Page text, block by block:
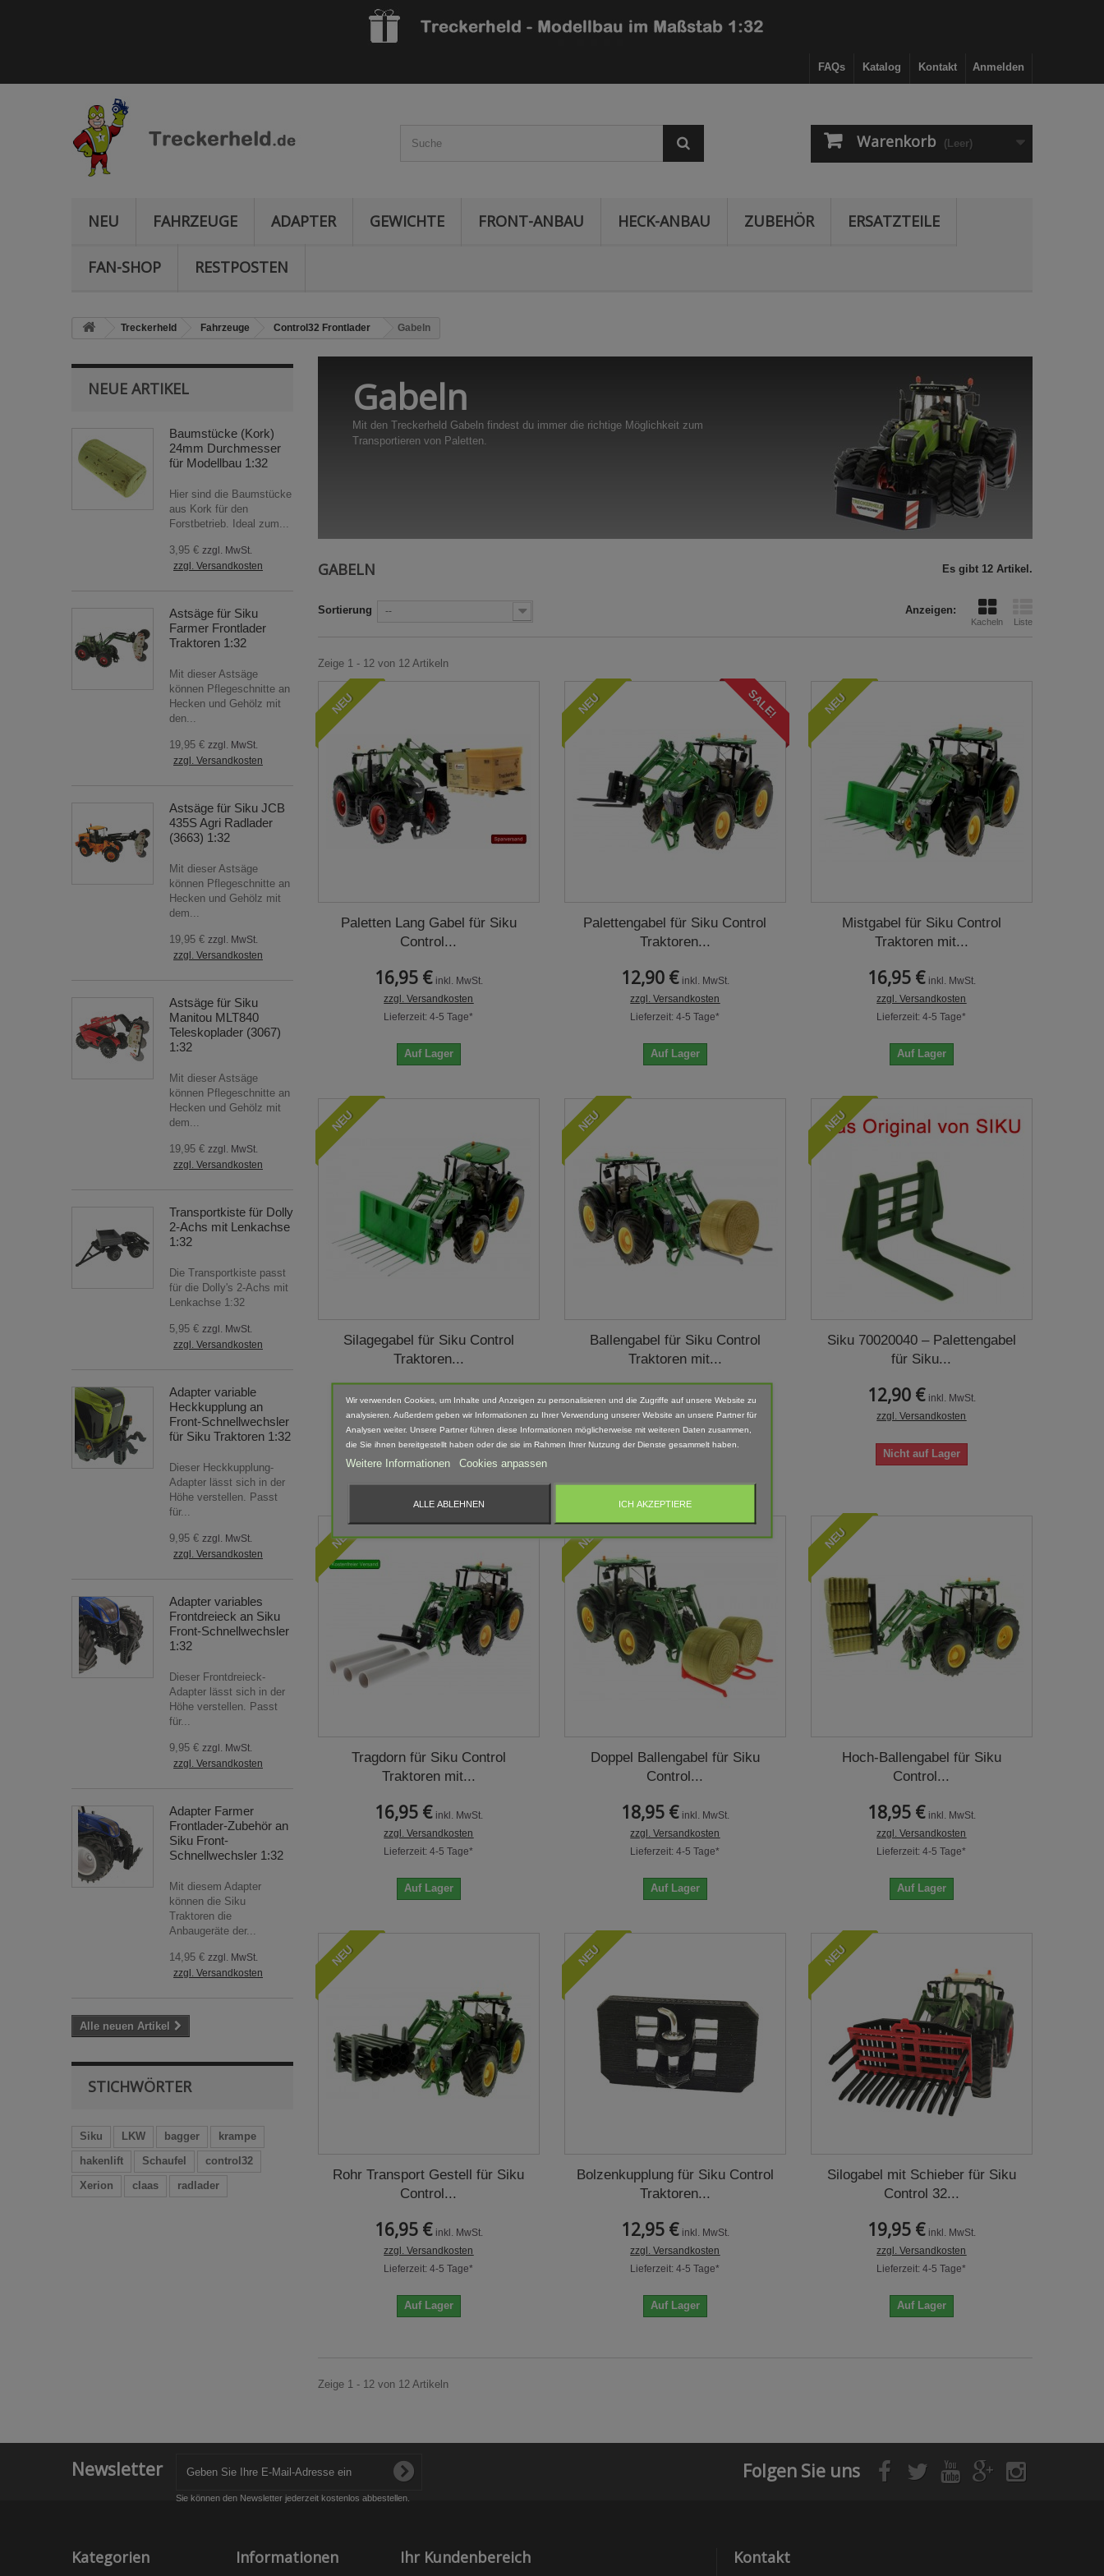
Anmelden
Kontakt
Katalog
FAQs
Warenkorb (Leer)
NEU FAHRZEUGE ADAPTER GEWICHTE FRONT-ANBAU HECK-ANBAU ZUBEHÖR ERSATZTEILE
FAN-SHOP RESTPOSTEN
Treckerheld Fahrzeuge Control32 Frontlader Gabeln
NEUE ARTIKEL
Baumstücke (Kork)
24mm Durchmesser
für Modellbau 1:32
Hier sind die Baumstücke
aus Kork für den
Forstbetrieb. Ideal zum...
3,95 € zzgl. MwSt.
zzgl. Versandkosten
Astsäge für Siku
Farmer Frontlader
Traktoren 1:32
Mit dieser Astsäge
können Pflegeschnitte an
Hecken und Gehölz mit
den...
19,95 € zzgl. MwSt.
zzgl. Versandkosten
Astsäge für Siku JCB
435S Agri Radlader
(3663) 1:32
Mit dieser Astsäge
können Pflegeschnitte an
Hecken und Gehölz mit
dem...
19,95 € zzgl. MwSt.
zzgl. Versandkosten
Astsäge für Siku
Manitou MLT840
Teleskoplader (3067)
1:32
Mit dieser Astsäge
können Pflegeschnitte an
Hecken und Gehölz mit
dem...
19,95 € zzgl. MwSt.
zzgl. Versandkosten
Transportkiste für Dolly
2-Achs mit Lenkachse
1:32
Die Transportkiste passt
für die Dolly's 2-Achs mit
Lenkachse 1:32
5,95 € zzgl. MwSt.
zzgl. Versandkosten
Adapter variable
Heckkupplung an
Front-Schnellwechsler
für Siku Traktoren 1:32
Dieser Heckkupplung-
Adapter lässt sich in der
Höhe verstellen. Passt
für...
9,95 € zzgl. MwSt.
zzgl. Versandkosten
Adapter variables
Frontdreieck an Siku
Front-Schnellwechsler
1:32
Dieser Frontdreieck-
Adapter lässt sich in der
Höhe verstellen. Passt
für...
9,95 € zzgl. MwSt.
zzgl. Versandkosten
Adapter Farmer
Frontlader-Zubehör an
Siku Front-
Schnellwechsler 1:32
Mit diesem Adapter
können die Siku
Traktoren die
Anbaugeräte der...
14,95 € zzgl. MwSt.
zzgl. Versandkosten
Alle neuen Artikel
STICHWÖRTER
Siku LKW bagger
krampe
hakenlift
Schaufel
control32
Xerion
claas radlader
Gabeln
Mit den Treckerheld Gabeln findest du immer die richtige Möglichkeit zum
Transportieren von Paletten.
GABELN Es gibt 12 Artikel.
Anzeigen:
Kacheln Liste
Sortierung --
Zeige 1 - 12 von 12 Artikeln
NEU
Paletten Lang Gabel für Siku
Control...
16,95 € inkl. MwSt.
zzgl. Versandkosten
Lieferzeit: 4-5 Tage*
Auf Lager
NEU SALE!
Palettengabel für Siku Control
Traktoren...
12,90 € inkl. MwSt.
zzgl. Versandkosten
Lieferzeit: 4-5 Tage*
Auf Lager
NEU
Mistgabel für Siku Control
Traktoren mit...
16,95 € inkl. MwSt.
zzgl. Versandkosten
Lieferzeit: 4-5 Tage*
Auf Lager
NEU
Silagegabel für Siku Control
Traktoren...
19,95 €
inkl. MwSt.
zzgl. Versandkosten
Lieferzeit: 4-5 Tage*
Auf Lager
NEU
Ballengabel für Siku Control
Traktoren mit...
16,95 € inkl. MwSt.
zzgl. Versandkosten
Lieferzeit: 4-5 Tage*
NEU
Siku 70020040 – Palettengabel
für Siku...
12,90 € inkl. MwSt.
zzgl. Versandkosten
Nicht auf Lager
NEU
Tragdorn für Siku Control
Traktoren mit...
16,95 € inkl. MwSt.
zzgl. Versandkosten
Lieferzeit: 4-5 Tage*
Auf Lager
NEU
Doppel Ballengabel für Siku
Control...
18,95 € inkl. MwSt.
zzgl. Versandkosten
Lieferzeit: 4-5 Tage*
Auf Lager
NEU
Hoch-Ballengabel für Siku
Control...
18,95 € inkl. MwSt.
zzgl. Versandkosten
Lieferzeit: 4-5 Tage*
Auf Lager
NEU
Rohr Transport Gestell für Siku
Control...
16,95 € inkl. MwSt.
zzgl. Versandkosten
Lieferzeit: 4-5 Tage*
Auf Lager
NEU
Bolzenkupplung für Siku Control
Traktoren...
12,95 € inkl. MwSt.
zzgl. Versandkosten
Lieferzeit: 4-5 Tage*
Auf Lager
NEU
Silogabel mit Schieber für Siku
Control 32...
19,95 € inkl. MwSt.
zzgl. Versandkosten
Lieferzeit: 4-5 Tage*
Auf Lager
Zeige 1 - 12 von 12 Artikeln
Newsletter
Sie können den Newsletter jederzeit kostenlos abbestellen.
Folgen Sie uns
Kategorien Informationen Ihr Kundenbereich Kontakt
Wir verwenden Cookies, um Inhalte und Anzeigen zu personalisieren und die Zugriffe auf unsere Website zu
analysieren. Außerdem geben wir Informationen zu Ihrer Verwendung unserer Website an unsere Partner für
Analysen weiter. Unsere Partner führen diese Informationen möglicherweise mit weiteren Daten zusammen,
die Sie ihnen bereitgestellt haben oder die sie im Rahmen Ihrer Nutzung der Dienste gesammelt haben.
Weitere Informationen Cookies anpassen
ALLE ABLEHNEN ICH AKZEPTIERE